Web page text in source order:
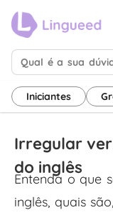
Iniciantes
Irregular
do inglês
Entenda o que
inglês, quais